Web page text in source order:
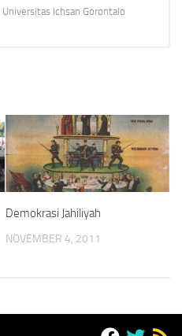
Ichsan Gorontalo
Demokrasi Jahiliyah
NOVEMBER 4, 2011